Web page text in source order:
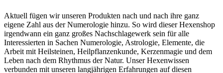
Aktuell fügen wir unseren Produkten nach und nach ihre ganz
eigene Zahl aus der Numerologie hinzu. So wird dieser Hexenshop
irgendwann ein ganz großes Nachschlagewerk sein für alle
Interessierten in Sachen Numerologie, Astrologie, Elemente, die
Arbeit mit Heilsteinen, Heilpflanzenkunde, Kerzenmagie und dem
Leben nach dem Rhythmus der Natur. Unser Hexenwissen
verbunden mit unseren langjährigen Erfahrungen auf diesen